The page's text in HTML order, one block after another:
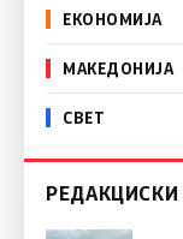
ЕКОНОМИЈА
МАКЕДОНИЈА
СВЕТ